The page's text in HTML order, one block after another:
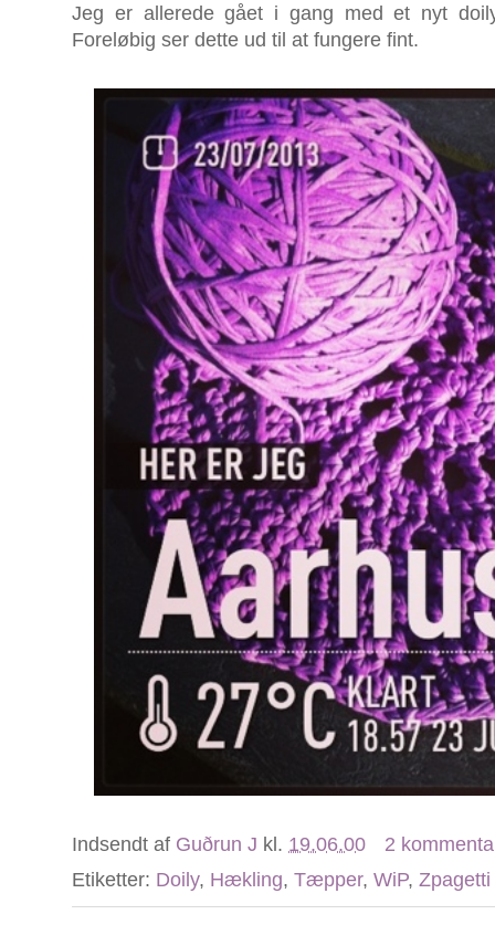
Jeg er allerede gået i gang med et nyt
Foreløbig ser dette ud til at fungere fint.
Indsendt af Guðrun J kl. 19.06.00
2
Etiketter: Doily, Hækling, Tæpper, WiP, Zpagetti